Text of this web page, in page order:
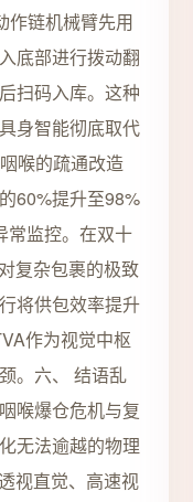
作链机械臂先用
底部进行拨动翻
扫码入库。这种
身智能彻底取代
喉的疏通改造
60%提升至98%
常监控。在双十
复杂包裹的极致
将供包效率提升
作为视觉中枢
。六、 结语乱
喉爆仓危机与复
无法逾越的物理
视直觉、高速视